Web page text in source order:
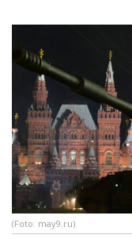
(Foto: may9.ru)